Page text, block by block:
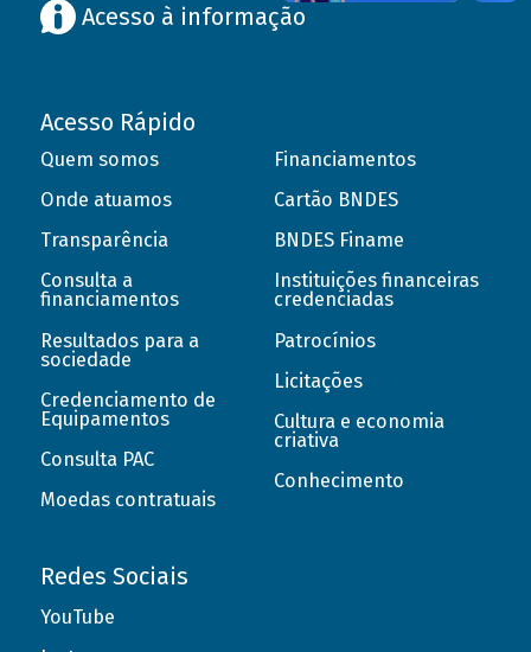
Acesso à informação
Acesso Rápido
Quem somos
Onde atuamos
Transparência
Consulta a
financiamentos
Resultados para a
sociedade
Credenciamento de
Equipamentos
Consulta PAC
Moedas contratuais
Financiamentos
Cartão BNDES
BNDES Finame
Instituições financeiras
credenciadas
Patrocínios
Licitações
Cultura e economia
criativa
Conhecimento
Redes Sociais
YouTube